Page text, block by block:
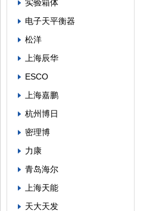
实验箱体
电子天平衡器
松洋
上海辰华
ESCO
上海嘉鹏
杭州博日
密理博
力康
青岛海尔
上海天能
天大天发